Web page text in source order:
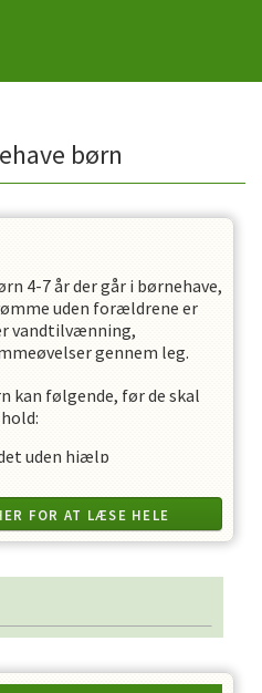
børn
4-7 år der går i børnehave,
uden forældrene er
vandtilvænning,
gennem leg.
kan følgende, før de skal
uden hjælp
i vandet i løb, gang og hop
rundt
fra en stor plade
på et redskab
og ryggen
FOR AT LÆSE HELE